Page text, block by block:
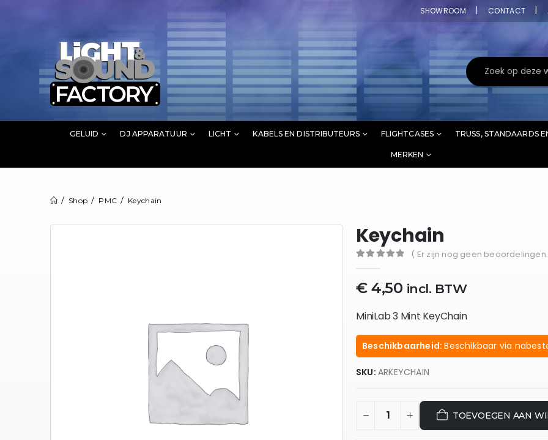
SHOWROOM CONTACT
GELUID DJ APPARATUUR LICHT KABELS EN DISTRIBUTEURS FLIGHTCASES TRUSS, STANDAARDS
MERKEN
Shop PMC Keychain
Keychain
( Er zijn nog geen
€4,50 incl. BTW
MiniLab 3 Mint KeyChain
Beschikbaarheid:Beschikbaar via
SKU: ARKEYCHAIN
TOEVOEGEN AAN